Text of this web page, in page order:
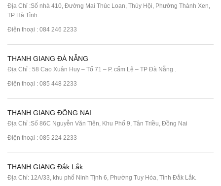
Địa Chỉ :Số nhà 410, Đường Mai Thúc Loan, Thúy Hội, Phường Thành Xen,
TP Hà Tĩnh.
Điện thoại : 084 246 2233
THANH GIANG ĐÀ NẴNG
Địa Chỉ : 58 Cao Xuân Huy – Tổ 71 – P. cẩm Lệ – TP Đà Nẵng .
Điện thoại : 085 448 2233
THANH GIANG ĐỒNG NAI
Địa Chỉ :Số 86C Nguyễn Văn Tiên, Khu Phố 9, Tân Triều, Đồng Nai
Điện thoại : 085 224 2233
THANH GIANG Đắk Lắk
Địa Chỉ: 12A/33, khu phố Ninh Tịnh 6, Phường Tuy Hòa, Tỉnh Đắk Lắk.